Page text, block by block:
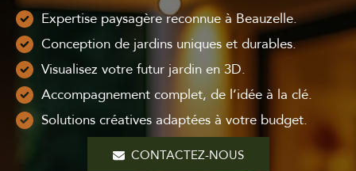
Expertise paysagère reconnue à Beauzelle.
Conception de jardins uniques et durables.
Visualisez votre futur jardin en 3D.
Accompagnement complet, de l’idée à la clé.
Solutions créatives adaptées à votre budget.
CONTACTEZ-NOUS